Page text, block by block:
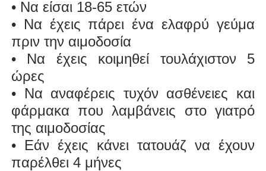
• Να είσαι 18-65 ετών
• Να έχεις πάρει ένα ελαφρύ γεύμα
πριν την αιμοδοσία
• Να έχεις κοιμηθεί τουλάχιστον 5
ώρες
• Να αναφέρεις τυχόν ασθένειες και
φάρμακα που λαμβάνεις στο γιατρό
της αιμοδοσίας
• Εάν έχεις κάνει τατουάζ να έχουν
παρέλθει 4 μήνες